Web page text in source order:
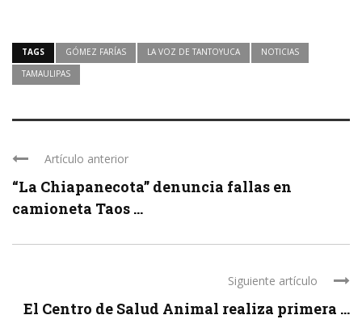
TAGS GÓMEZ FARÍAS LA VOZ DE TANTOYUCA
NOTICIAS
TAMAULIPAS
Artículo anterior
“La Chiapanecota” denuncia fallas en
camioneta Taos ...
Siguiente artículo
El Centro de Salud Animal realiza primera ...